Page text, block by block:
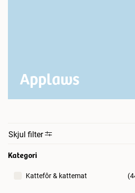
Applaws
Skjul filter
Kategori
Kattefôr & kattemat (